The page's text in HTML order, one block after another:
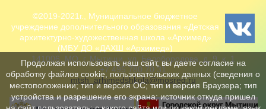
©2019-2021г., Муниципальное бюджетное
учреждение дополнительного образования «Детская
архитектурно-художественная школа «Архимед»
(МБУ ДО «ДАХШ «Архимед»)
141006, МО, г. Мытищи, ул. Белобородова, д. 9, к. 1
+7 495 780 70 31
mtsh_arhimedshkola@mosreg.ru
Продолжая использовать наш сайт, вы даете согласие на
обработку файлов cookie, пользовательских данных (сведения о
местоположении; тип и версия ОС; тип и версия Браузера; тип
устройства и разрешение его экрана; источник откуда пришел